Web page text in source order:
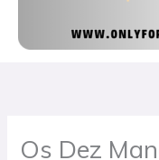
Os Dez